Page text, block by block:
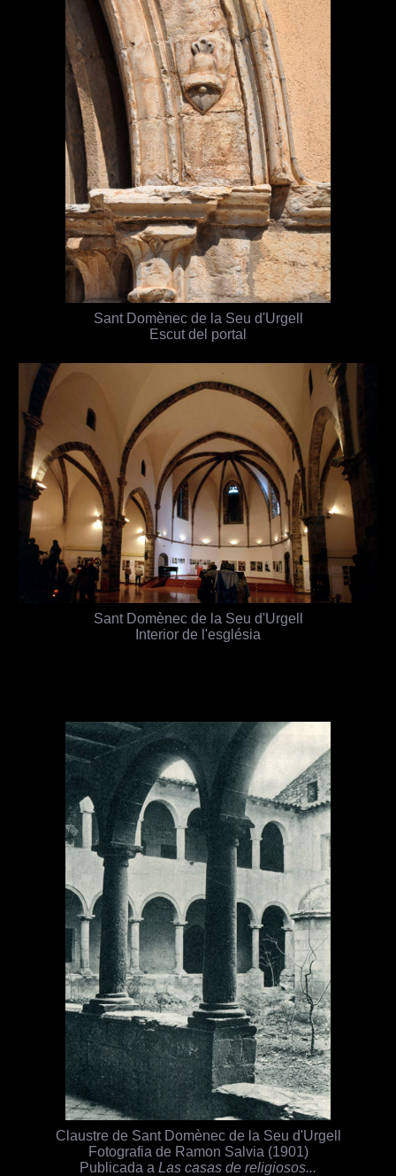
Sant Domènec de la Seu d'Urgell
Escut del portal
Sant Domènec de la Seu d'Urgell
Interior de l'església
Claustre de Sant Domènec de la Seu d'Urgell
Fotografia de Ramon Salvia (1901)
Publicada a Las casas de religiosos...